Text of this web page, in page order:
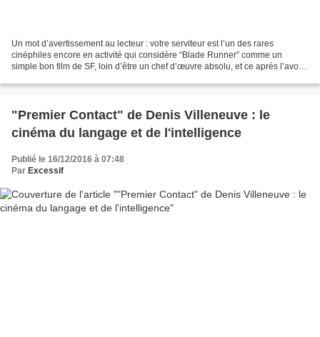
Un mot d’avertissement au lecteur : votre serviteur est l’un des rares
cinéphiles encore en activité qui considère “Blade Runner” comme un
simple bon film de SF, loin d’être un chef d’œuvre absolu, et ce après l’avoir
"Premier Contact" de Denis Villeneuve : le
cinéma du langage et de l'intelligence
Publié le 16/12/2016 à 07:48
Par Excessif